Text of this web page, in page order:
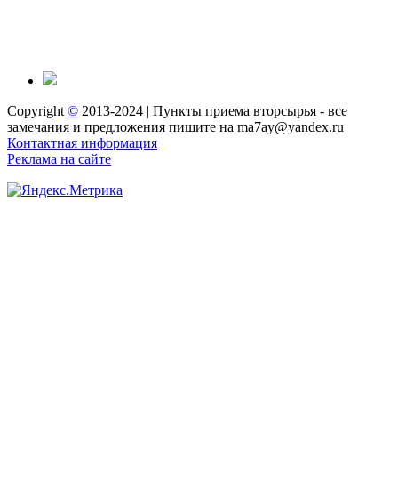
Copyright © 2013-2024 | Пункты приема вторсырья - все
замечания и предложения пишите на ma7ay@yandex.ru
Контактная информация
Реклама на сайте